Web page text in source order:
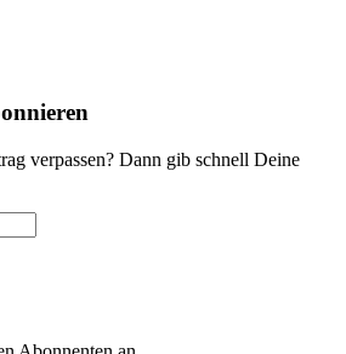
verpassen? Dann gib schnell Deine